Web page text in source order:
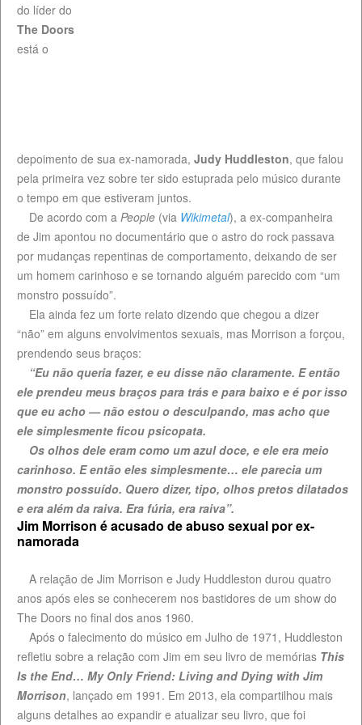
do líder do
The Doors
está o
depoimento de sua ex-namorada, Judy Huddleston, que falou
pela primeira vez sobre ter sido estuprada pelo músico durante
o tempo em que estiveram juntos.
De acordo com a People (via Wikimetal), a ex-companheira
de Jim apontou no documentário que o astro do rock passava
por mudanças repentinas de comportamento, deixando de ser
um homem carinhoso e se tornando alguém parecido com “um
monstro possuído”.
Ela ainda fez um forte relato dizendo que chegou a dizer
“não” em alguns envolvimentos sexuais, mas Morrison a forçou,
prendendo seus braços:
“Eu não queria fazer, e eu disse não claramente. E então
ele prendeu meus braços para trás e para baixo e é por isso
que eu acho — não estou o desculpando, mas acho que
ele simplesmente ficou psicopata.
Os olhos dele eram como um azul doce, e ele era meio
carinhoso. E então eles simplesmente… ele parecia um
monstro possuído. Quero dizer, tipo, olhos pretos dilatados
e era além da raiva. Era fúria, era raiva”.
Jim Morrison é acusado de abuso sexual por ex-
namorada
A relação de Jim Morrison e Judy Huddleston durou quatro
anos após eles se conhecerem nos bastidores de um show do
The Doors no final dos anos 1960.
Após o falecimento do músico em Julho de 1971, Huddleston
refletiu sobre a relação com Jim em seu livro de memórias This
Is the End… My Only Friend: Living and Dying with Jim
Morrison, lançado em 1991. Em 2013, ela compartilhou mais
alguns detalhes ao expandir e atualizar seu livro, que foi